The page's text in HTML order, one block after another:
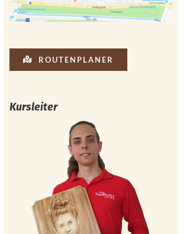
ROUTENPLANER
Kursleiter